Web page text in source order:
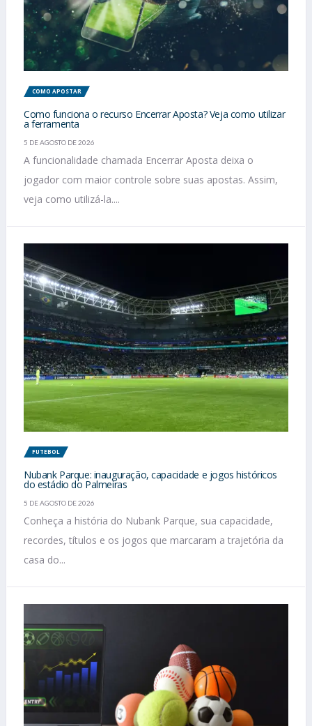
COMO APOSTAR
Como funciona o recurso Encerrar Aposta? Veja como utilizar
a ferramenta
5 DE AGOSTO DE 2026
A funcionalidade chamada Encerrar Aposta deixa o
jogador com maior controle sobre suas apostas. Assim,
veja como utilizá-la....
FUTEBOL
Nubank Parque: inauguração, capacidade e jogos históricos
do estádio do Palmeiras
5 DE AGOSTO DE 2026
Conheça a história do Nubank Parque, sua capacidade,
recordes, títulos e os jogos que marcaram a trajetória da
casa do...